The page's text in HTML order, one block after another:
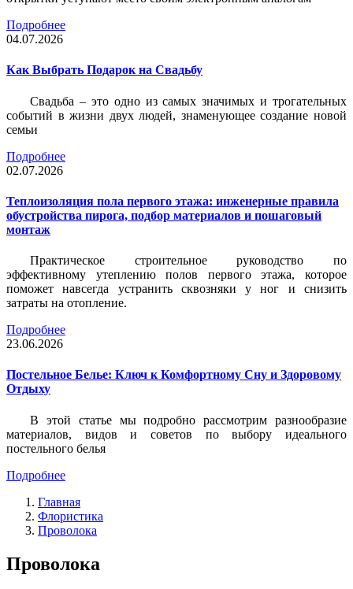
Подробнее
04.07.2026
Как Выбрать Подарок на Свадьбу
Свадьба – это одно из самых значимых и трогательных
событий в жизни двух людей, знаменующее создание новой
семьи
Подробнее
02.07.2026
Теплоизоляция пола первого этажа: инженерные правила
обустройства пирога, подбор материалов и пошаговый
монтаж
Практическое строительное руководство по
эффективному утеплению полов первого этажа, которое
поможет навсегда устранить сквозняки у ног и снизить
затраты на отопление.
Подробнее
23.06.2026
Постельное Белье: Ключ к Комфортному Сну и Здоровому
Отдыху
В этой статье мы подробно рассмотрим разнообразие
материалов, видов и советов по выбору идеального
постельного белья
Подробнее
Главная
Флористика
Проволока
Проволока